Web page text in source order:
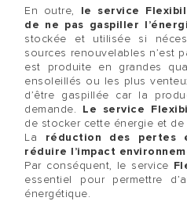
En outre, le service
de ne pas gaspiller
stockée et utilisée si
sources renouvelables n’est
est produite en grandes
ensoleillés ou les plus
d’être gaspillée car la
demande. Le service
de stocker cette énergie et de
La réduction des pertes
réduire l’impact
Par conséquent, le service
essentiel pour permettre
énergétique.